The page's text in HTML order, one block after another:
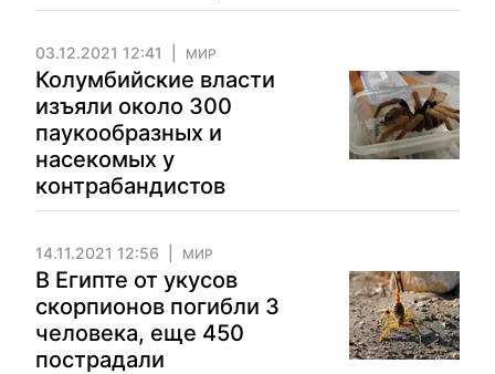
03.12.2021 12:41 МИР
Колумбийские власти
изъяли около 300
паукообразных и
насекомых у
контрабандистов
14.11.2021 12:56 МИР
В Египте от укусов
скорпионов погибли 3
человека, еще 450
пострадали